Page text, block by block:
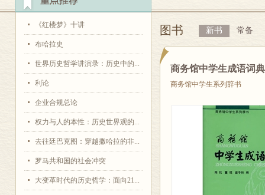
《红楼梦》十讲
布哈拉史
世界历史哲学讲演录：历史中的...
利论
企业合规总论
权力与人的本性：历史世界观的...
去往廷巴克图：穿越撒哈拉的非...
罗马共和国的社会冲突
大变革时代的历史哲学：面向21...
图书 新书 常备
商务馆中学生成语词
商务馆中学生系列辞书